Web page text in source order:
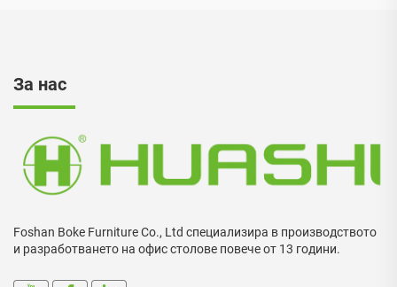
За нас
Foshan Boke Furniture Co., Ltd специализира в производството
и разработването на офис столове повече от 13 години.